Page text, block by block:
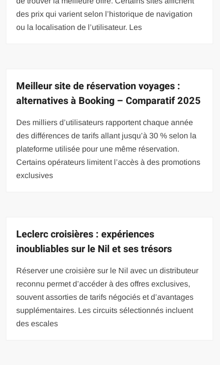
des prix qui varient selon l’historique de navigation
ou la localisation de l’utilisateur. Les
Meilleur site de réservation voyages :
alternatives à Booking – Comparatif 2025
Des milliers d’utilisateurs rapportent chaque année
des différences de tarifs allant jusqu’à 30 % selon la
plateforme utilisée pour une même réservation.
Certains opérateurs limitent l’accès à des promotions
exclusives
Leclerc croisières : expériences
inoubliables sur le Nil et ses trésors
Réserver une croisière sur le Nil avec un distributeur
reconnu permet d’accéder à des offres exclusives,
souvent assorties de tarifs négociés et d’avantages
supplémentaires. Les circuits sélectionnés incluent
des escales